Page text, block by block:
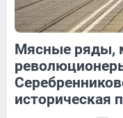
343 Обсудить
Мясные ряды,
историческая